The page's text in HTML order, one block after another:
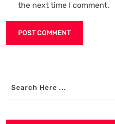
the next time I comment.